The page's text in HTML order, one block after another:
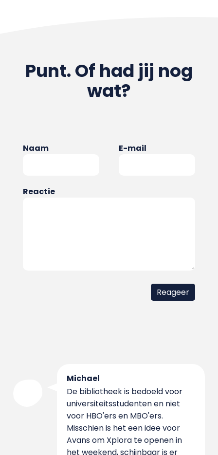
Punt. Of had jij nog
wat?
Naam E-mail
Reactie
Michael
De bibliotheek is bedoeld voor
universiteitsstudenten en niet
voor HBO'ers en MBO'ers.
Misschien is het een idee voor
Avans om Xplora te openen in
het weekend, schijnbaar is er